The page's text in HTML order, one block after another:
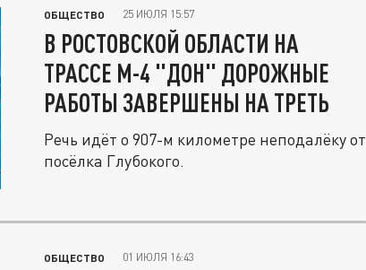
ОБЩЕСТВО 25 ИЮЛЯ 15:57
В РОСТОВСКОЙ ОБЛАСТИ НА
ТРАССЕ М-4 "ДОН" ДОРОЖНЫЕ
РАБОТЫ ЗАВЕРШЕНЫ НА ТРЕТЬ
Речь идёт о 907-м километре неподалёку от
посёлка Глубокого.
ОБЩЕСТВО 01 ИЮЛЯ 16:43